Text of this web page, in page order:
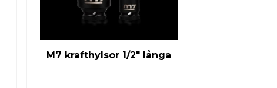
M7 krafthylsor 1/2″ långa